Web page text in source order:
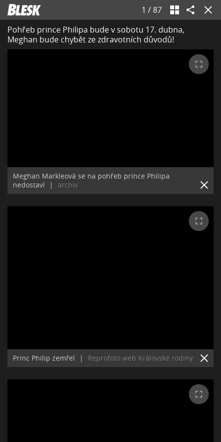
1 / 87
Pohřeb prince Philipa bude v sobotu 17. dubna,
Meghan bude chybět ze zdravotních důvodů!
Meghan Markleová se na pohřeb prince Philipa
nedostaví
| archiv
Princ Philip zemřel | Reprofoto web Královské rodiny